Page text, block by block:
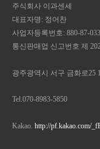
주식회사 이과센세
대표자명: 정어찬
사업자등록번호: 880-87-
통신판매업 신고번호 제
광주광역시 서구 금화로25
Tel.070-8983-5850
Kakao. http://pf.kakao.com/